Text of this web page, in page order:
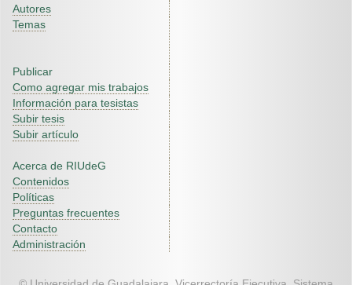
Autores
Temas
Publicar
Como agregar mis trabajos
Información para tesistas
Subir tesis
Subir artículo
Acerca de RIUdeG
Contenidos
Políticas
Preguntas frecuentes
Contacto
Administración